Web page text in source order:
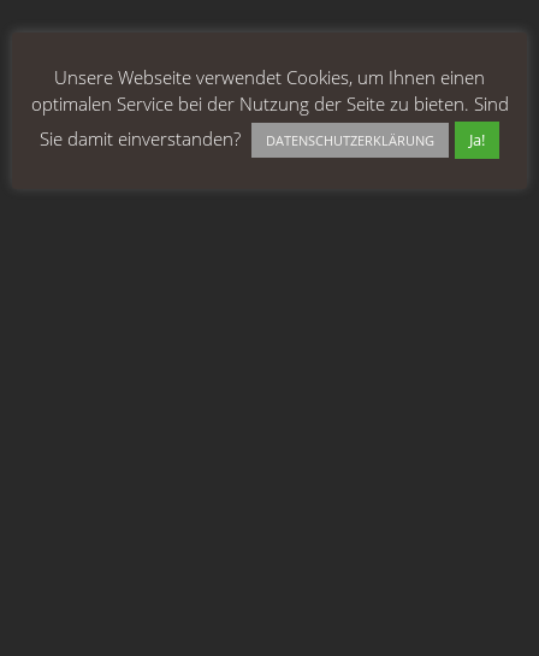
Unsere Webseite verwendet Cookies, um Ihnen einen
optimalen Service bei der Nutzung der Seite zu bieten. Sind
Sie damit einverstanden?
DATENSCHUTZERKLÄRUNG Ja!